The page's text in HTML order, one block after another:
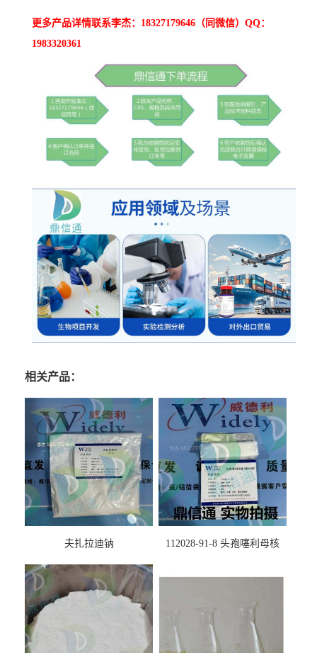
更多产品详情联系李杰：18327179646（同微信）QQ：
1983320361
相关产品：
夫扎拉迪钠
112028-91-8 头孢噻利母核